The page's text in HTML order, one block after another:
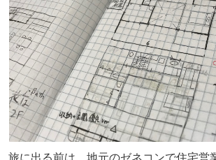
旅に出る前は、地元のゼネコンで住宅営